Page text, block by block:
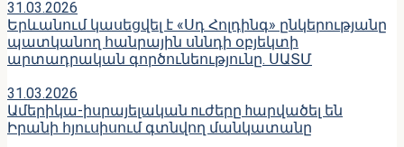
31.03.2026
Երևանում կասեցվել է «Սդ Հոլդինգ» ընկերությանը
պատկանող հանրային սննդի օբյեկտի
արտադրական գործունեությունը․ ՍԱՏՄ
31.03.2026
Ամերիկա-իսրայելական nւժերը hարվածել են
Իրանի հյուսիսում գտնվող մանկատանը